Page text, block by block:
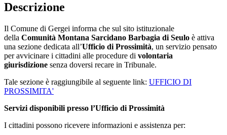
Descrizione
Il Comune di Gergei informa che sul sito istituzionale
della Comunità Montana Sarcidano Barbagia di Seulo è attiva
una sezione dedicata all’Ufficio di Prossimità, un servizio pensato
per avvicinare i cittadini alle procedure di volontaria
giurisdizione senza doversi recare in Tribunale.
Tale sezione è raggiungibile al seguente link: UFFICIO DI
PROSSIMITA'
Servizi disponibili presso l’Ufficio di Prossimità
I cittadini possono ricevere informazioni e assistenza per: